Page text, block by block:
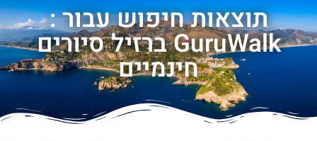
תוצאות חיפוש עבור :
GuruWalk ברזיל סיורים
חינמיים